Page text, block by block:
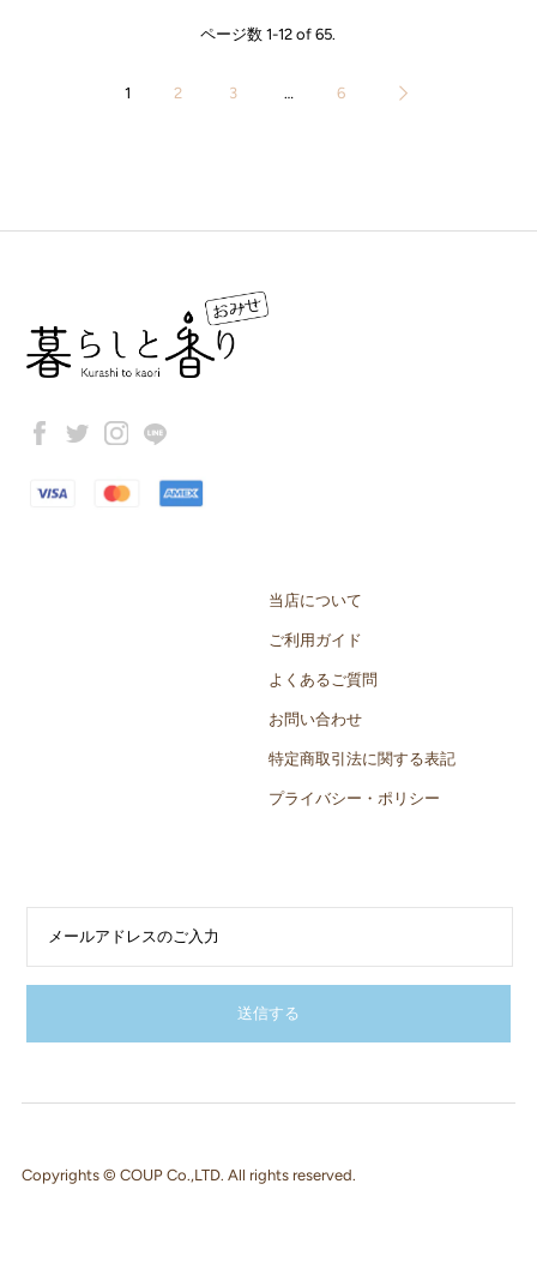
ページ数 1-12 of 65.
1 2 3 … 6
当店について
ご利用ガイド
よくあるご質問
お問い合わせ
特定商取引法に関する表記
プライバシー・ポリシー
Copyrights © COUP Co.,LTD. All rights reserved.